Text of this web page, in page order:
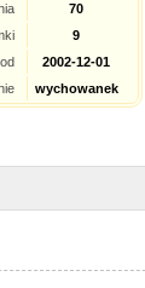
70
9
2002-12-01
wychowanek